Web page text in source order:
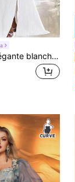
Fleurora Robe élégante blanche de printemps et d'été, style rétro, pour le travail, les réceptions de mariage, la Saint-Valentin, le Nouvel An. Robe en maille à col V profond avec strass et volants, coupe slim. Nouvelle collection, tailles grandes. Robe de soirée, mariage, invitée de mariage.